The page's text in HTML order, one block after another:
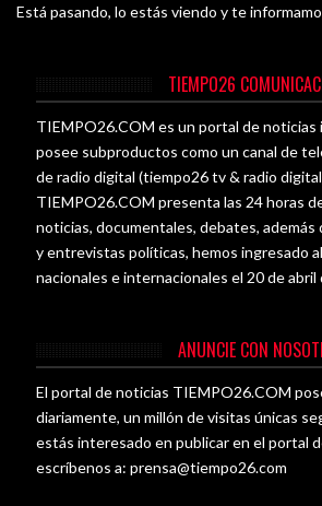
Está pasando, lo estás viendo y te
TIEMPO26
TIEMPO26.COM es un portal de
posee subproductos como un canal de
de radio digital (tiempo26 tv & radio
TIEMPO26.COM presenta las 24 horas
noticias, documentales, debates,
y entrevistas políticas, hemos ingresado
nacionales e internacionales el 20 de abril
ANUNCIE CON
El portal de noticias TIEMPO26.COM
diariamente, un millón de visitas únicas
estás interesado en publicar en el portal
escríbenos a:prensa@tiempo26.com